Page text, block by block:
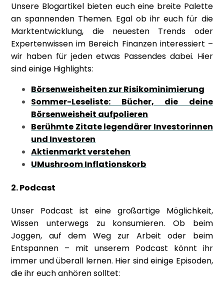
Unsere Blogartikel bieten euch eine breite Palette
an spannenden Themen. Egal ob ihr euch für die
Marktentwicklung, die neuesten Trends oder
Expertenwissen im Bereich Finanzen interessiert –
wir haben für jeden etwas Passendes dabei. Hier
sind einige Highlights:
Börsenweisheiten zur Risikominimierung
Sommer-Leseliste: Bücher, die deine
Börsenweisheit aufpolieren
Berühmte Zitate legendärer Investorinnen
und Investoren
Aktienmarkt verstehen
UMushroom Inflationskorb
2. Podcast
Unser Podcast ist eine großartige Möglichkeit,
Wissen unterwegs zu konsumieren. Ob beim
Joggen, auf dem Weg zur Arbeit oder beim
Entspannen – mit unserem Podcast könnt ihr
immer und überall lernen. Hier sind einige Episoden,
die ihr euch anhören solltet: